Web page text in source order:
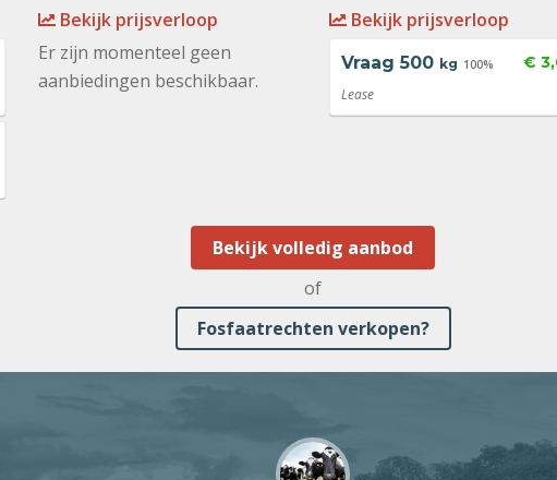
Bekijk prijsverloop
Er zijn momenteel geen
aanbiedingen beschikbaar.
Bekijk prijsverloop
Vraag 500 kg 100% €
Lease
Bekijk volledig aanbod
of
Fosfaatrechten verkopen?